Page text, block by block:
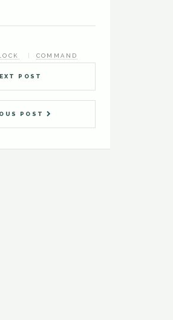
POST
POST
COMMAND